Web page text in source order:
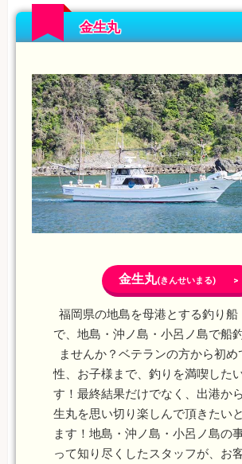
金生丸
金生丸(きんせいまる) >
福岡県の地島を母港とする釣り船
で、地島・沖ノ島・小呂ノ島で船
ませんか？ベテランの方から初
性、お子様まで、釣りを満喫した
す！最終結果だけでなく、出港か
生丸を思い切り楽しんで頂きたい
ます！地島・沖ノ島・小呂ノ島の
って知り尽くしたスタッフが、お